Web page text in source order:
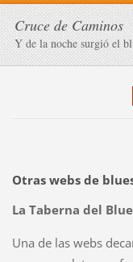
Cruce de Caminos
Y de la noche surgió el
Otras webs de
La Taberna del
Una de las webs